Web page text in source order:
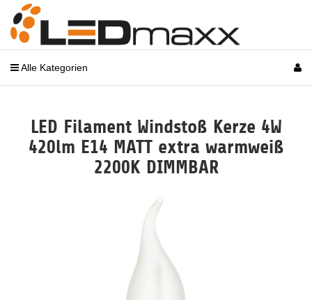
Alle Kategorien
LED Filament Windstoß Kerze 4W
420lm E14 MATT extra warmweiß
2200K DIMMBAR